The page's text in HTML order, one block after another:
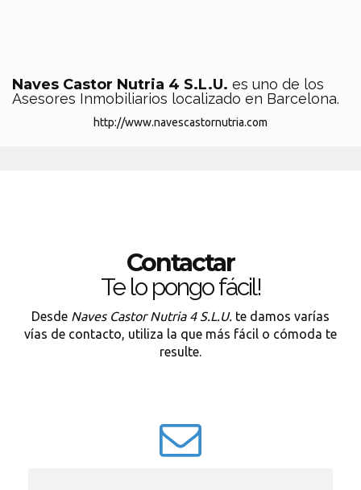
Naves Castor Nutria 4 S.L.U. es uno de los
Asesores Inmobiliarios localizado en Barcelona.
http://www.navescastornutria.com
Contactar
Te lo pongo fácil!
Desde Naves Castor Nutria 4 S.L.U. te damos varías
vías de contacto, utiliza la que más fácil o cómoda te
resulte.